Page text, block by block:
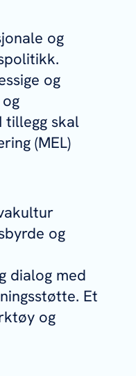
og
og
tillegg skal
(MEL)
og
dialog med
Et
og